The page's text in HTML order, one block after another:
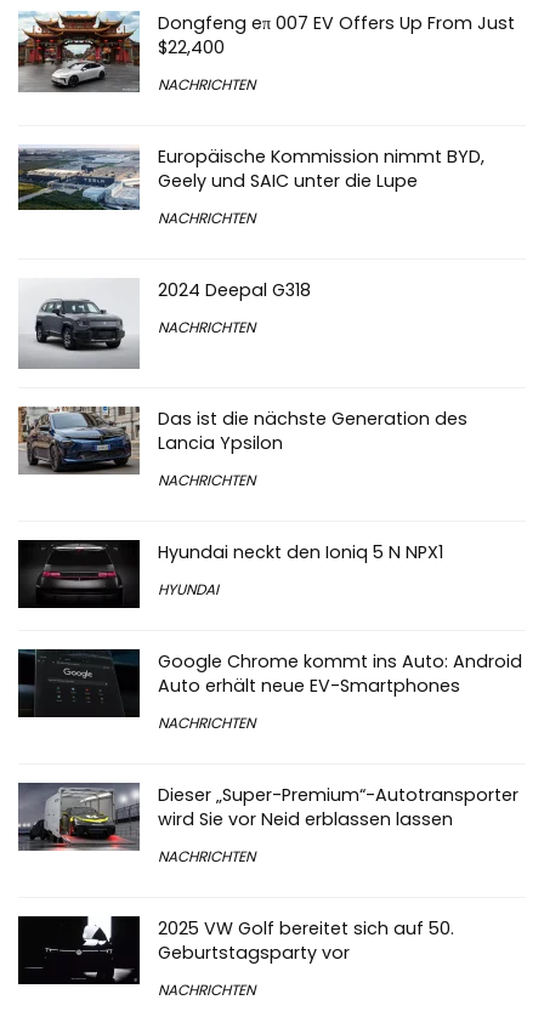
Dongfeng eπ 007 EV Offers Up From Just
$22,400
NACHRICHTEN
Europäische Kommission nimmt BYD,
Geely und SAIC unter die Lupe
NACHRICHTEN
2024 Deepal G318
NACHRICHTEN
Das ist die nächste Generation des
Lancia Ypsilon
NACHRICHTEN
Hyundai neckt den Ioniq 5 N NPX1
HYUNDAI
Google Chrome kommt ins Auto: Android
Auto erhält neue EV-Smartphones
NACHRICHTEN
Dieser „Super-Premium“-Autotransporter
wird Sie vor Neid erblassen lassen
NACHRICHTEN
2025 VW Golf bereitet sich auf 50.
Geburtstagsparty vor
NACHRICHTEN